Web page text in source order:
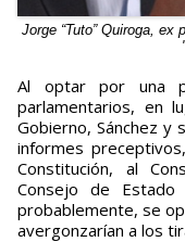
Jorge “Tuto” Quiroga,
Al optar por una proposición de ley de los grupos
parlamentarios, en
Gobierno, Sánchez y
informes
Constitución, al
Consejo de
probablemente, se
avergonzarían a los